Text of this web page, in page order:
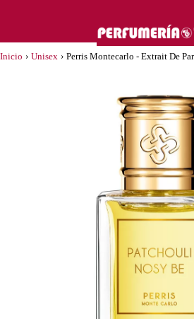
Inicio › Unisex › Perris Montecarlo - Extrait De